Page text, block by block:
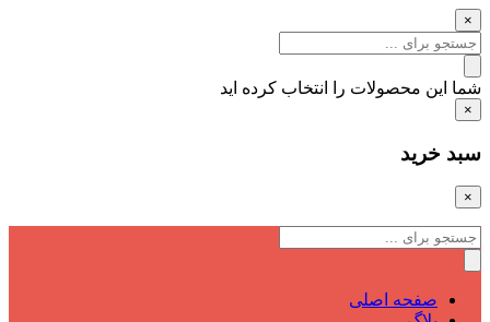
×
شما این محصولات را انتخاب کرده اید
×
سبد خرید
×
صفحه اصلی